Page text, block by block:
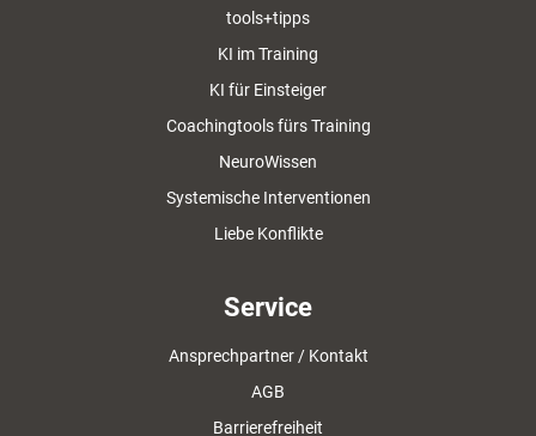
tools+tipps
KI im Training
KI für Einsteiger
Coachingtools fürs Training
NeuroWissen
Systemische Interventionen
Liebe Konflikte
Service
Ansprechpartner / Kontakt
AGB
Barrierefreiheit